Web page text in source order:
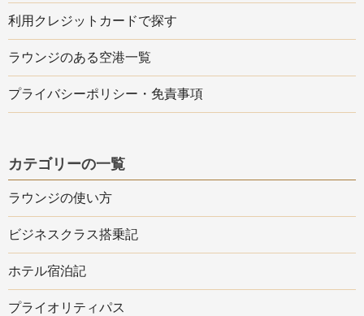
利用クレジットカードで探す
ラウンジのある空港一覧
プライバシーポリシー・免責事項
カテゴリーの一覧
ラウンジの使い方
ビジネスクラス搭乗記
ホテル宿泊記
プライオリティパス